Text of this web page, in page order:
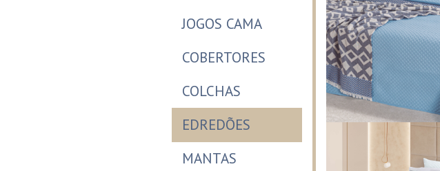
JOGOS CAMA
COBERTORES
COLCHAS
EDREDÕES
MANTAS